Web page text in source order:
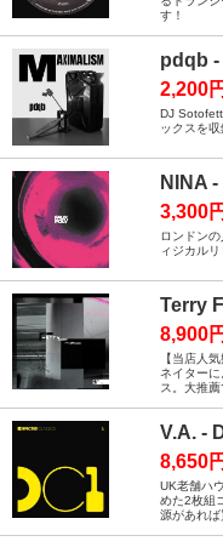
す！
pdqb
2,200
DJ Sotofett
ックスを
NINA
3,300
ロンドン
ィジカル
Terry
8,900
【当店人
ネイターに
ス。大推薦
V.A. -
8,650
UK老舗ハ
めた2枚組
源があれば